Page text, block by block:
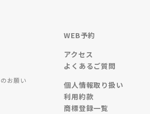
お願い
WEB予約
アクセス
よくあるご質問
個人情報取り扱い
利用約款
商標登録一覧